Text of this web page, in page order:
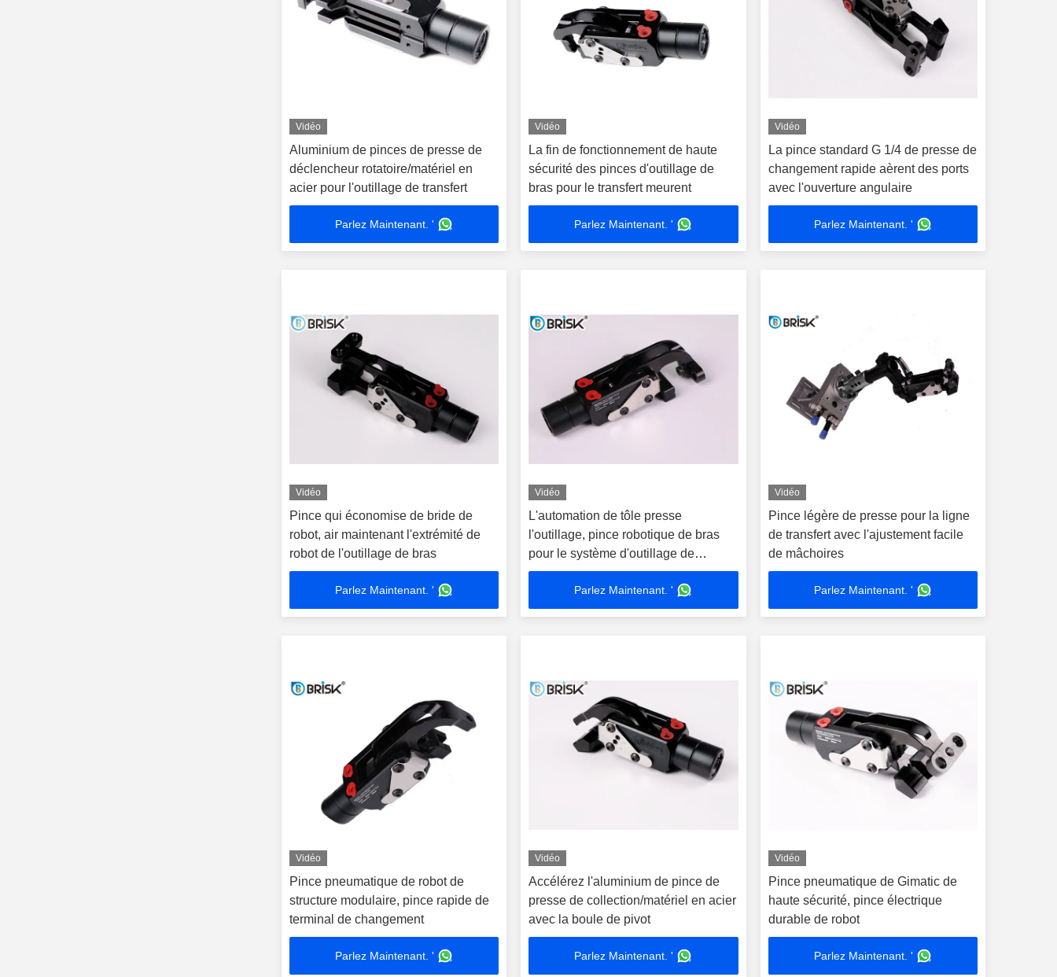
Vidéo
Aluminium de pinces de presse de
déclencheur rotatoire/matériel en
acier pour l'outillage de transfert
Parlez Maintenant. '
Vidéo
La fin de fonctionnement de haute
sécurité des pinces d'outillage de
bras pour le transfert meurent
Parlez Maintenant. '
Vidéo
La pince standard G 1/4 de presse de
changement rapide aèrent des ports
avec l'ouverture angulaire
Parlez Maintenant. '
Vidéo
Pince qui économise de bride de
robot, air maintenant l'extrémité de
robot de l'outillage de bras
Parlez Maintenant. '
Vidéo
L'automation de tôle presse
l'outillage, pince robotique de bras
pour le système d'outillage de
transfert
Parlez Maintenant. '
Vidéo
Pince légère de presse pour la ligne
de transfert avec l'ajustement facile
de mâchoires
Parlez Maintenant. '
Vidéo
Pince pneumatique de robot de
structure modulaire, pince rapide de
terminal de changement
Parlez Maintenant. '
Vidéo
Accélérez l'aluminium de pince de
presse de collection/matériel en acier
avec la boule de pivot
Parlez Maintenant. '
Vidéo
Pince pneumatique de Gimatic de
haute sécurité, pince électrique
durable de robot
Parlez Maintenant. '